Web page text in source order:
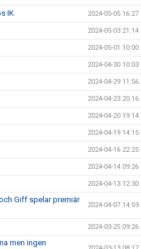
IK 2024-05-05 16:27
2024-05-03 21:14
2024-05-01 10:00
2024-04-30 10:03
2024-04-29 11:56
2024-04-23 20:16
2024-04-20 19:14
2024-04-19 14:15
2024-04-16 22:25
2024-04-14 09:26
2024-04-13 12:30
Giff spelar premiär
2024-04-07 14:59
2024-03-25 09:26
men ingen